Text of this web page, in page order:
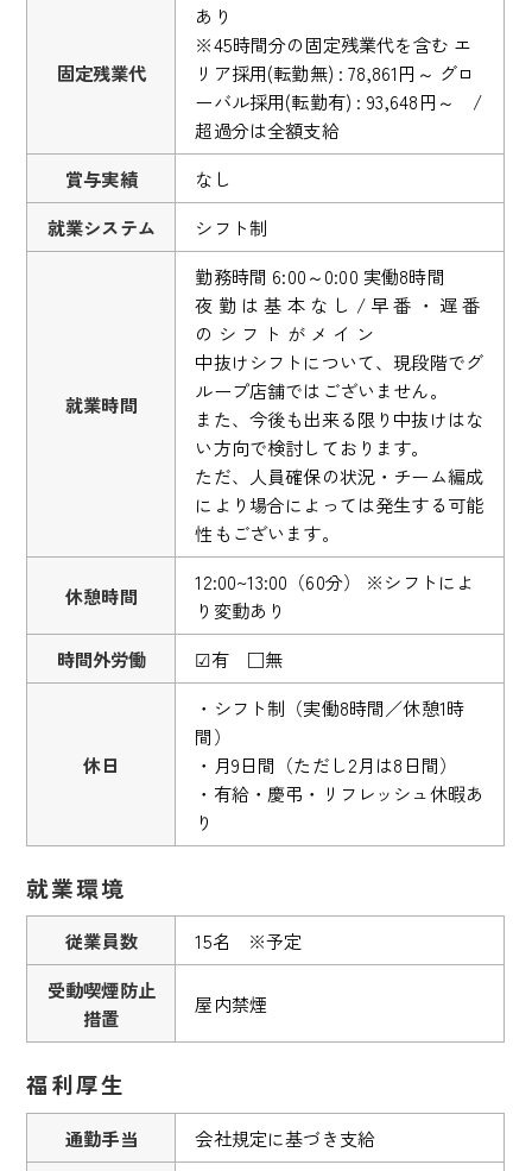
固定残業代
あり
※45時間分の固定残業代を含む エ
リア採用(転勤無) : 78,861円～ グロ
ーバル採用(転勤有) : 93,648円～ /
超過分は全額支給
賞与実績
なし
就業システム
シフト制
就業時間
勤務時間 6:00～0:00 実働8時間
夜 勤 は 基 本 な し / 早 番 ・ 遅 番
の シ フ ト が メ イ ン
中抜けシフトについて、現段階でグ
ループ店舗ではございません。
また、今後も出来る限り中抜けはな
い方向で検討しております。
ただ、人員確保の状況・チーム編成
により場合によっては発生する可能
性もございます。
休憩時間
12:00~13:00（60分） ※シフトによ
り変動あり
時間外労働
☑有 □無
休日
・シフト制（実働8時間／休憩1時
間）
・月9日間（ただし2月は8日間）
・有給・慶弔・リフレッシュ休暇あ
り
就業環境
従業員数
15名 ※予定
受動喫煙防止
措置
屋内禁煙
福利厚生
通勤手当 会社規定に基づき支給